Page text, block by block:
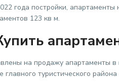
года постройки,
123 кв м.
на продажу апартаменты в
главного туристического